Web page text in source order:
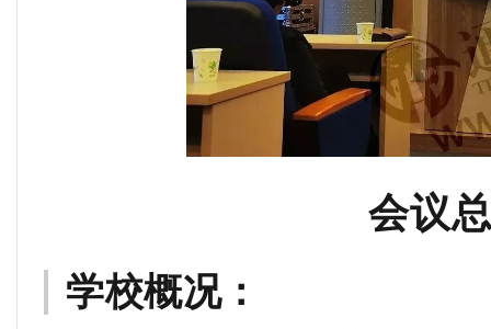
会议
学校概况：